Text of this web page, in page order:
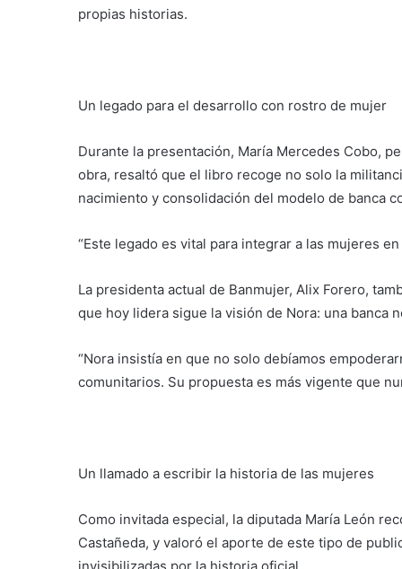
propias historias.
Un legado para el desarrollo con rostro de mujer
Durante la presentación, María Mercedes Cobo,
obra, resaltó que el libro recoge no solo la
nacimiento y consolidación del modelo de banca
“Este legado es vital para integrar a las mujeres
La presidenta actual de Banmujer, Alix Forero,
que hoy lidera sigue la visión de Nora: una banca
“Nora insistía en que no solo debíamos
comunitarios. Su propuesta es más vigente que
Un llamado a escribir la historia de las mujeres
Como invitada especial, la diputada María León
Castañeda, y valoró el aporte de este tipo de
invisibilizadas por la historia oficial.